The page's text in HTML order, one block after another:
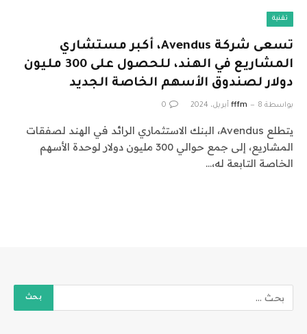
تقنية
تسعى شركة Avendus، أكبر مستشاري
المشاريع في الهند، للحصول على 300 مليون
دولار لصندوق الأسهم الخاصة الجديد
بواسطة fffm 8 أبريل، 2024 0
يتطلع Avendus، البنك الاستثماري الرائد في الهند لصفقات
المشاريع، إلى جمع حوالي 300 مليون دولار لوحدة الأسهم
الخاصة التابعة له،…